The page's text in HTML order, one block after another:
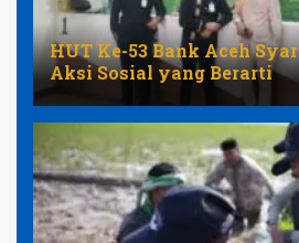
HUT Ke-53 Bank Aceh
Aksi Sosial yang Berarti